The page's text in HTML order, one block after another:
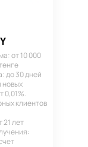
от 10 000
до 30 дней
новых
0,01%.
клиентов
21 лет